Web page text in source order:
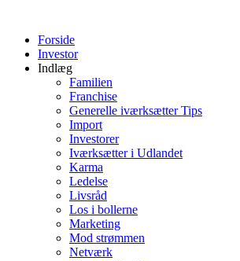
indholdForside
Investor
Indlæg
Familien
Franchise
Generelle iværksætter Tips
Import
Investorer
Iværksætter i Udlandet
Karma
Ledelse
Livsråd
Los i bollerne
Marketing
Mod strømmen
Netværk